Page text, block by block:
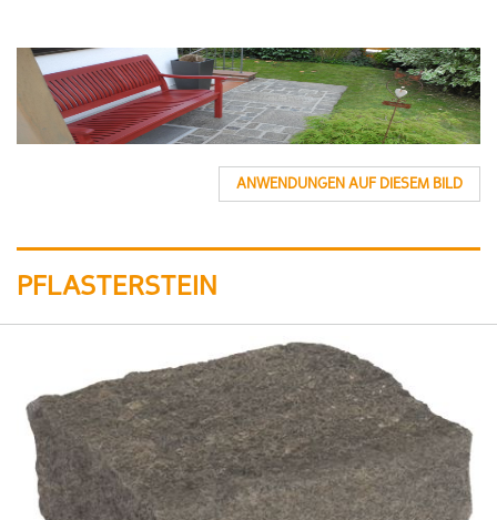
ANWENDUNGEN AUF DIESEM BILD
PFLASTERSTEIN